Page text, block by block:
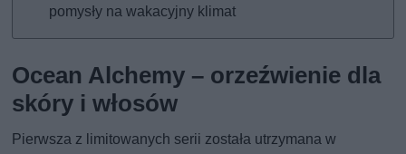
pomysły na wakacyjny klimat
Ocean Alchemy – orzeźwienie dla
skóry i włosów
Pierwsza z limitowanych serii została utrzymana w